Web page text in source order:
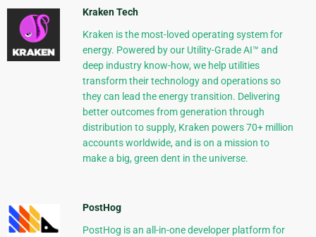
Kraken Tech
Kraken is the most-loved operating system for
energy. Powered by our Utility-Grade AI™ and
deep industry know-how, we help utilities
transform their technology and operations so
they can lead the energy transition. Delivering
better outcomes from generation through
distribution to supply, Kraken powers 70+ million
accounts worldwide, and is on a mission to
make a big, green dent in the universe.
PostHog
PostHog is an all-in-one developer platform for